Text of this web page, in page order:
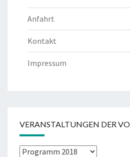
Anfahrt
Kontakt
Impressum
VERANSTALTUNGEN DER